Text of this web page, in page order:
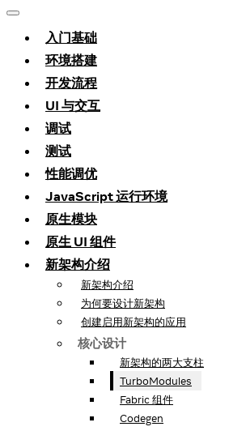
入门基础
环境搭建
开发流程
UI 与交互
调试
测试
性能调优
JavaScript 运行环境
原生模块
原生 UI 组件
新架构介绍
新架构介绍
为何要设计新架构
创建启用新架构的应用
核心设计
新架构的两大支柱
TurboModules
Fabric 组件
Codegen